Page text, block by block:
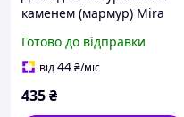
каменем (мармур) Mira
(M72301)
Готово до відправки
від44₴/міс
435₴